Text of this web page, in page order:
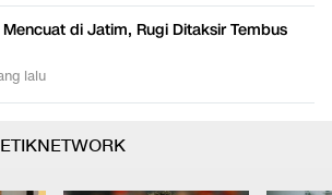
Mencuat di Jatim, Rugi Ditaksir Tembus
lalu